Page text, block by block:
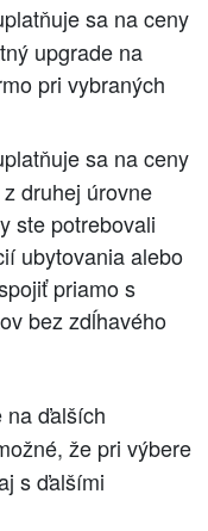
sa na ceny
upgrade na
pri vybraných
sa na ceny
druhej úrovne
ste potrebovali
ubytovania alebo
priamo s
bez zdĺhavého
na ďalších
že pri výbere
s ďalšími